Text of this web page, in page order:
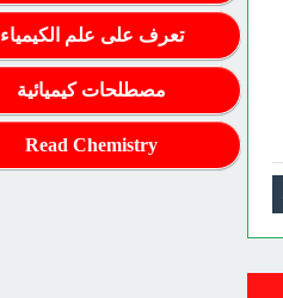
تعرف على علم الكيمياء
مصطلحات كيميائية
Read Chemistry